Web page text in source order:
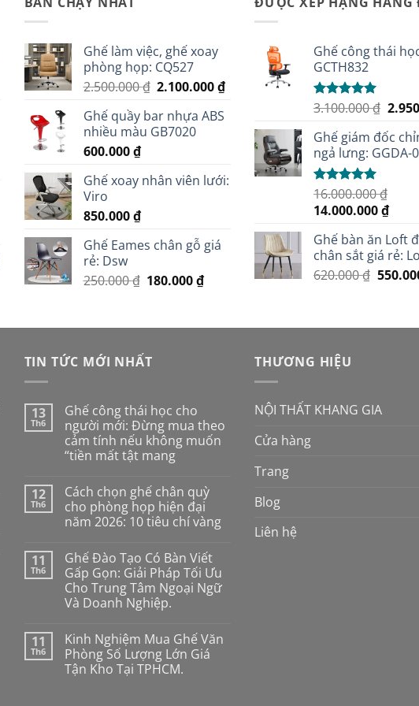
Ghế làm việc, ghế xoay
phòng họp: CQ527
2.500.000₫ Giá
là:
2.500.000 ₫.
2.100.000₫Giá
2.100.000 ₫.
Ghế quầy bar nhựa ABS
nhiều màu GB7020
600.000₫
Ghế xoay nhân viên lưới:
Viro
850.000₫
Ghế Eames chân gỗ giá
rẻ: Dsw
250.000₫ Giá
250.000 ₫.
180.000₫Giá
là:
Ghế công thái
GCTH832
Được xếp
5 sao
3.100.000₫ Giá
là:
Ghế giám đốc
ngả lưng: GGDA-
Được xếp
hạng5.00
5 sao
16.000.000₫
Giá
là:
16.000.000 ₫.
14.000.000₫Giá
tại
là:
Ghế bàn ăn Loft
chân sắt giá rẻ:
620.000₫ Giá
TIN TỨC MỚI NHẤT
13
Th6
Ghế công thái học cho
người mới: Đừng mua theo
cảm tính nếu không muốn
“tiền mất tật mang
bình
luận
ở
Ghế
học
cho
người
mới:
Đừng
mua
tính
nếu
không
muốn
“tiền
12
Th6
Cách chọn ghế chân quỳ
cho phòng họp hiện đại
năm 2026: 10 tiêu chí vàng
bình
luận
ở
Cách
chọn
ghế
cho
phòng
họp
hiện
11
Th6
Ghế Đào Tạo Có Bàn Viết
Gấp Gọn: Giải Pháp Tối Ưu
Cho Trung Tâm Ngoại Ngữ
Và Doanh Nghiệp.
bình
luận
ở
Ghế
Đào
11
Th6
Kinh Nghiệm Mua Ghế Văn
Phòng Số Lượng Lớn Giá
Tận Kho Tại TPHCM.
THƯƠNG HIỆU
NỘI THẤT KHANG GIA
Cửa hàng
Trang
Blog
Liên hệ